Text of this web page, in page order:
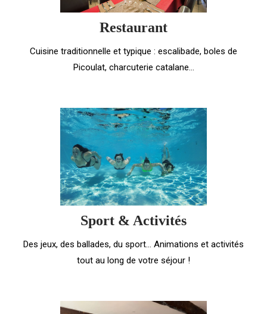
Restaurant
Cuisine traditionnelle et typique : escalibade, boles de
Picoulat, charcuterie catalane...
Sport & Activités
Des jeux, des ballades, du sport... Animations et activités
tout au long de votre séjour !